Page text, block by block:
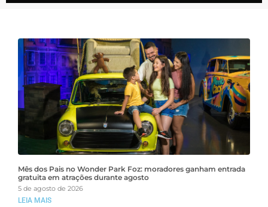
Mês dos Pais no Wonder Park Foz: moradores ganham entrada
gratuita em atrações durante agosto
5 de agosto de 2026
LEIA MAIS